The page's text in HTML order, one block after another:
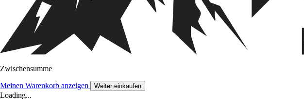
Zwischensumme
Meinen Warenkorb anzeigen Weiter einkaufen
Loading...